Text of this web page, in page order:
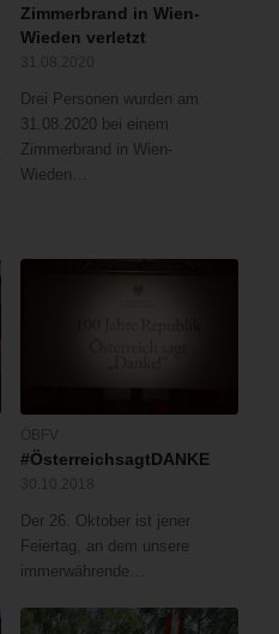
Zimmerbrand in Wien-
Wieden verletzt
Drei Personen wurden am
31.08.2020 bei einem
Zimmerbrand in Wien-
Wieden…
#ÖsterreichsagtDANKE
Der 26. Oktober ist jener
Feiertag, an dem unsere
immerwährende…